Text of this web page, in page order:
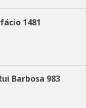
1481
Barbosa 983